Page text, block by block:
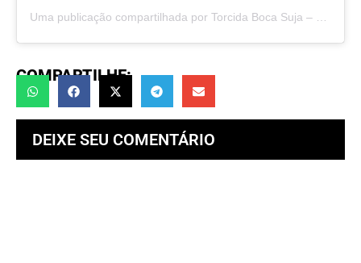
COMPARTILHE:
DEIXE SEU COMENTÁRIO